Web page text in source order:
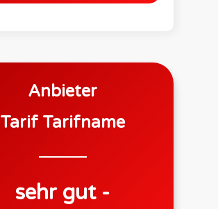
Anbieter
Tarif Tarifname
sehr gut -